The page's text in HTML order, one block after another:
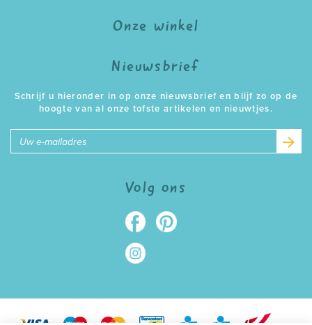
Onze winkel
Nieuwsbrief
Schrijf u hieronder in op onze nieuwsbrief en blijf zo op de
hoogte van al onze tofste artikelen en nieuwtjes.
Volg ons